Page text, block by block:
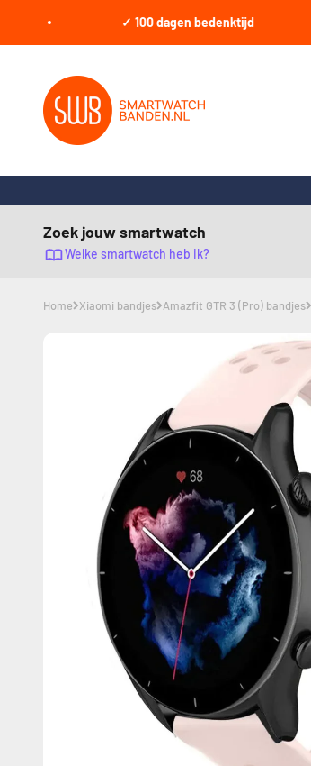
✓ 100 dagen bedenktijd
smartwatchbanden.nl
Zoek jouw smartwatch
Welke smartwatch heb ik?
Home Xiaomi bandjes Amazfit GTR 3 (Pro) bandjes